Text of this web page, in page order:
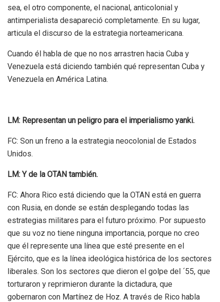
sea, el otro componente, el nacional, anticolonial y
antimperialista desapareció completamente. En su lugar,
articula el discurso de la estrategia norteamericana.
Cuando él habla de que no nos arrastren hacia Cuba y
Venezuela está diciendo también qué representan Cuba y
Venezuela en América Latina.
LM: Representan un peligro para el imperialismo yanki.
FC: Son un freno a la estrategia neocolonial de Estados
Unidos.
LM: Y de la OTAN también.
FC: Ahora Rico está diciendo que la OTAN está en guerra
con Rusia, en donde se están desplegando todas las
estrategias militares para el futuro próximo. Por supuesto
que su voz no tiene ninguna importancia, porque no creo
que él represente una línea que esté presente en el
Ejército, que es la línea ideológica histórica de los sectores
liberales. Son los sectores que dieron el golpe del ´55, que
torturaron y reprimieron durante la dictadura, que
gobernaron con Martínez de Hoz. A través de Rico habla